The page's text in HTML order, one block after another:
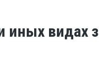
иных видах